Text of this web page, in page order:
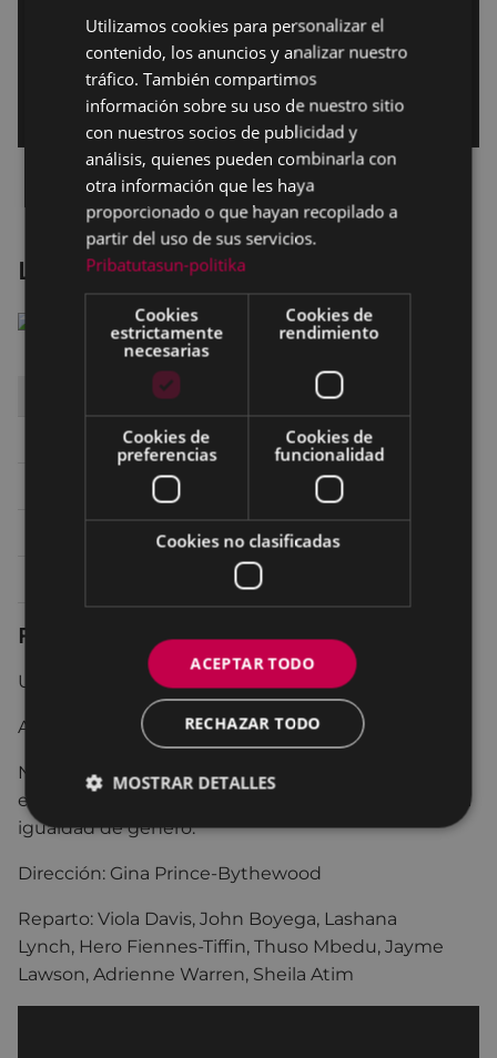
La mujer rey
HORA
19:45 SALA 1 ARETOA
22:30 SALA 1 ARETOA
17:00 SALA 1 ARETOA
SALA 1 ARETOA
Ficha técnica
USA 2022 135 min
Acción. Drama
No recomendada para menores de 16 años y
especialmente recomendada para el fomento de la
igualdad de género.
Dirección: Gina Prince-Bythewood
Reparto: Viola Davis, John Boyega, Lashana
Lynch, Hero Fiennes-Tiffin, Thuso Mbedu, Jayme
Lawson, Adrienne Warren, Sheila Atim
BASQUE
SPANISH
Utilizamos cookies para personalizar el
contenido, los anuncios y analizar nuestro
tráfico. También compartimos
información sobre su uso de nuestro sitio
con nuestros socios de publicidad y
análisis, quienes pueden combinarla con
otra información que les haya
proporcionado o que hayan recopilado a
partir del uso de sus servicios.
Pribatutasun-politika
Cookies
estrictamente
necesarias
Cookies de
rendimiento
Cookies de
preferencias
Cookies de
funcionalidad
Cookies no clasificadas
ACEPTAR TODO
RECHAZAR TODO
MOSTRAR DETALLES